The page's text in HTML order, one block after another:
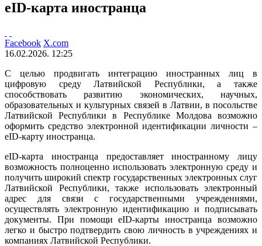
eID-карта иностранца
Facebook X.com
16.02.2026. 12:25
С целью продвигать интеграцию иностранных лиц в
цифровую среду Латвийской Республики, а также
способствовать развитию экономических, научных,
образовательных и культурных связей в Латвии, в посольстве
Латвийской Республики в Республике Молдова возможно
оформить средство электронной идентификации личности –
eID-карту иностранца.
еID-карта иностранца предоставляет иностранному лицу
возможность полноценно использовать электронную среду и
получить широкий спектр государственных электронных слуг
Латвийской Республики, также использовать электронный
адрес для связи с государственными учреждениями,
осуществлять электронную идентификацию и подписывать
документы. При помощи еID-карты иностранца возможно
легко и быстро подтвердить свою личность в учреждениях и
компаниях Латвийской Республики.